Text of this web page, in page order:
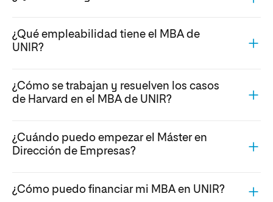
¿Qué empleabilidad tiene el MBA de
UNIR?
¿Cómo se trabajan y resuelven los casos
de Harvard en el MBA de UNIR?
¿Cuándo puedo empezar el Máster en
Dirección de Empresas?
¿Cómo puedo financiar mi MBA en UNIR?